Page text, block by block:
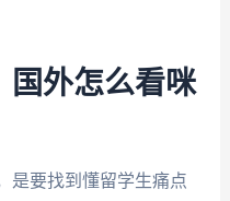
国外怎么看咪
是要找到懂留学生痛点